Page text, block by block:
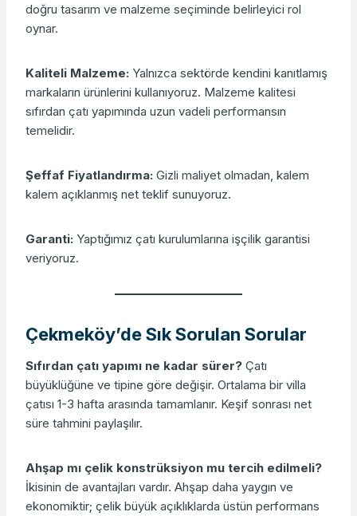
doğru tasarım ve malzeme seçiminde belirleyici rol
oynar.
Kaliteli Malzeme: Yalnızca sektörde kendini kanıtlamış
markaların ürünlerini kullanıyoruz. Malzeme kalitesi
sıfırdan çatı yapımında uzun vadeli performansın
temelidir.
Şeffaf Fiyatlandırma: Gizli maliyet olmadan, kalem
kalem açıklanmış net teklif sunuyoruz.
Garanti: Yaptığımız çatı kurulumlarına işçilik garantisi
veriyoruz.
Çekmeköy’de Sık Sorulan Sorular
Sıfırdan çatı yapımı ne kadar sürer? Çatı
büyüklüğüne ve tipine göre değişir. Ortalama bir villa
çatısı 1-3 hafta arasında tamamlanır. Keşif sonrası net
süre tahmini paylaşılır.
Ahşap mı çelik konstrüksiyon mu tercih edilmeli?
İkisinin de avantajları vardır. Ahşap daha yaygın ve
ekonomiktir; çelik büyük açıklıklarda üstün performans